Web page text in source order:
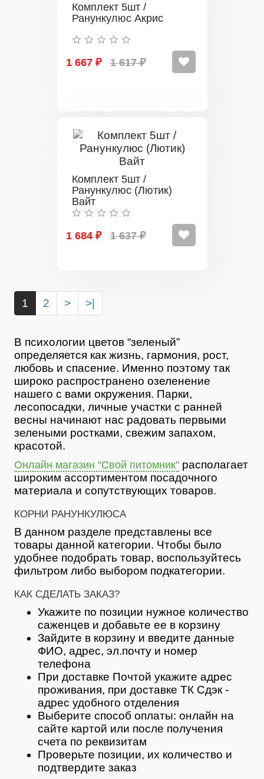
Комплект 5шт /
Ранункулюс Акрис
1 667 ₽ 1 617 ₽
Комплект 5шт /
Ранункулюс (Лютик)
Вайт
1 684 ₽ 1 637 ₽
1 2 > >|
В психологии цветов “зеленый”
определяется как жизнь, гармония, рост,
любовь и спасение. Именно поэтому так
широко распространено озеленение
нашего с вами окружения. Парки,
лесопосадки, личные участки с ранней
весны начинают нас радовать первыми
зелеными ростками, свежим запахом,
красотой.
Онлайн магазин "Свой питомник" располагает
широким ассортиментом посадочного
материала и сопутствующих товаров.
КОРНИ РАНУНКУЛЮСА
В данном разделе представлены все
товары данной категории. Чтобы было
удобнее подобрать товар, воспользуйтесь
фильтром либо выбором подкатегории.
КАК СДЕЛАТЬ ЗАКАЗ?
Укажите по позиции нужное количество
саженцев и добавьте ее в корзину
Зайдите в корзину и введите данные
ФИО, адрес, эл.почту и номер
телефона
При доставке Почтой укажите адрес
проживания, при доставке ТК Сдэк -
адрес удобного отделения
Выберите способ оплаты: онлайн на
сайте картой или после получения
счета по реквизитам
Проверьте позиции, их количество и
подтвердите заказ